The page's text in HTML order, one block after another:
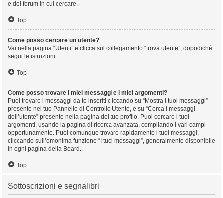
e dei forum in cui cercare.
Top
Come posso cercare un utente?
Vai nella pagina “Utenti” e clicca sul collegamento “trova utente”, dopodiché
segui le istruzioni.
Top
Come posso trovare i miei messaggi e i miei argomenti?
Puoi trovare i messaggi da te inseriti cliccando su “Mostra i tuoi messaggi”
presente nel tuo Pannello di Controllo Utente, e su “Cerca i messaggi
dell’utente” presente nella pagina del tuo profilo. Puoi cercare i tuoi
argomenti, usando la pagina di ricerca avanzata, compilando i vari campi
opportunamente. Puoi comunque trovare rapidamente i tuoi messaggi,
cliccando sull’omonima funzione “I tuoi messaggi”, generalmente disponibile
in ogni pagina della Board.
Top
Sottoscrizioni e segnalibri